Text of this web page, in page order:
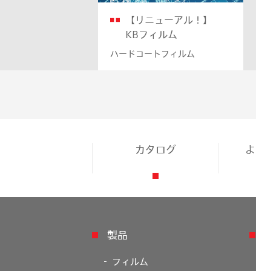
【リニューアル！】
KBフィルム
ハードコートフィルム
カタログ
製品
フィルム